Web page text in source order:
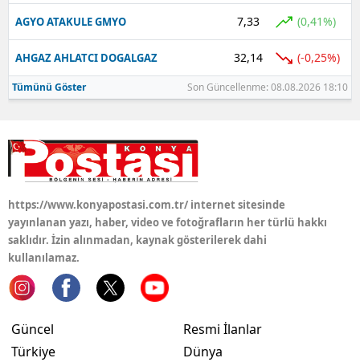
AGYO ATAKULE GMYO 7,33 (0,41%)
AHGAZ AHLATCI DOGALGAZ 32,14 (-0,25%)
Tümünü Göster Son Güncellenme: 08.08.2026 18:10
https://www.konyapostasi.com.tr/ internet sitesinde
yayınlanan yazı, haber, video ve fotoğrafların her türlü hakkı
saklıdır. İzin alınmadan, kaynak gösterilerek dahi
kullanılamaz.
Güncel
Türkiye
Resmi İlanlar
Dünya